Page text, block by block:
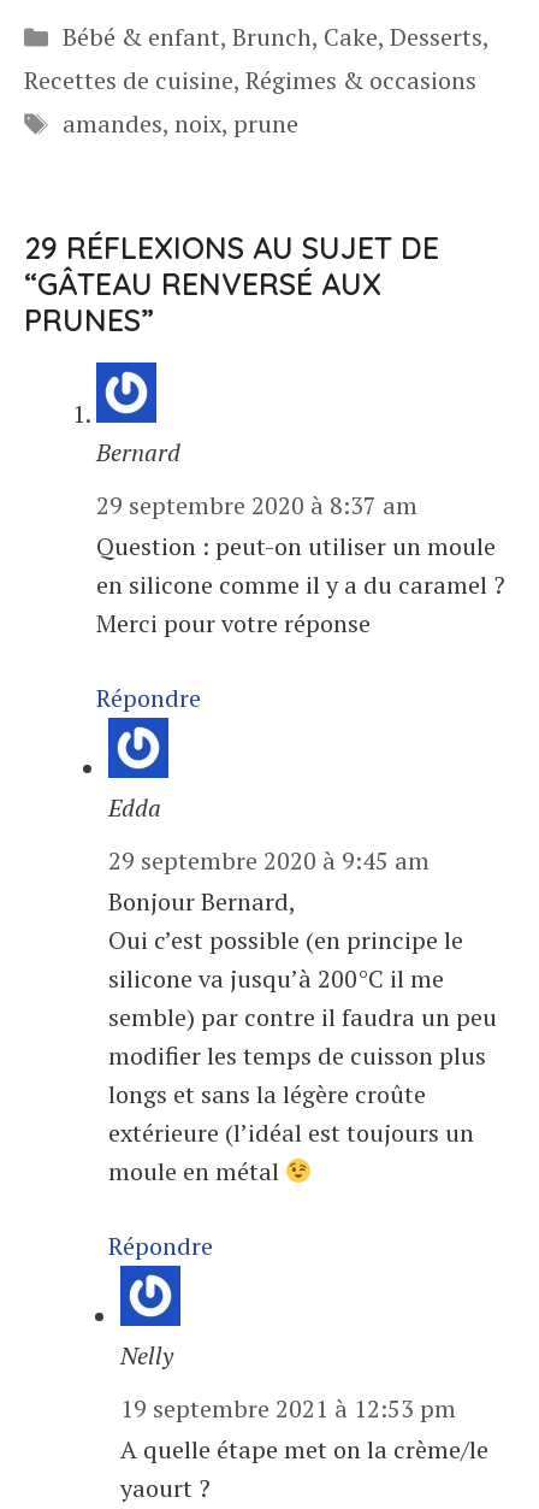
Catégories
Bébé & enfant, Brunch, Cake, Desserts,
Recettes de cuisine, Régimes & occasions
Étiquettes
amandes, noix, prune
29 RÉFLEXIONS AU SUJET DE
“GÂTEAU RENVERSÉ AUX
PRUNES”
Bernard
29 septembre 2020 à 8:37 am
Question : peut-on utiliser un moule
en silicone comme il y a du caramel ?
Merci pour votre réponse
Répondre
Edda
29 septembre 2020 à 9:45 am
Bonjour Bernard,
Oui c’est possible (en principe le
silicone va jusqu’à 200°C il me
semble) par contre il faudra un peu
modifier les temps de cuisson plus
longs et sans la légère croûte
extérieure (l’idéal est toujours un
moule en métal
Répondre
Nelly
19 septembre 2021 à 12:53 pm
A quelle étape met on la crème/le
yaourt ?